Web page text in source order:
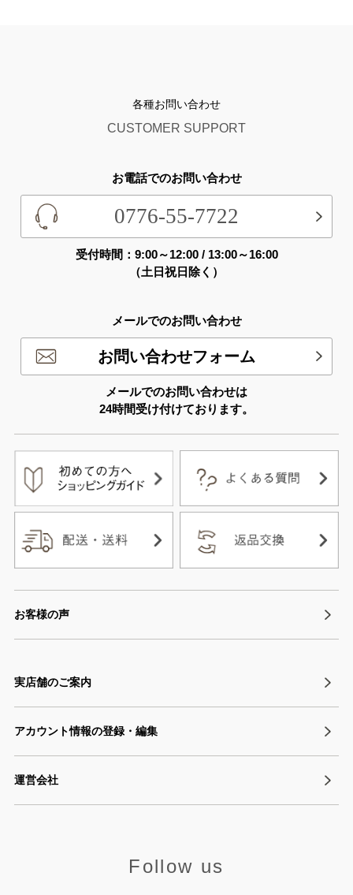
各種お問い合わせ
CUSTOMER SUPPORT
お電話でのお問い合わせ
0776-55-7722
受付時間：9:00～12:00 / 13:00～16:00
（土日祝日除く）
メールでのお問い合わせ
お問い合わせフォーム
メールでのお問い合わせは
24時間受け付けております。
お客様の声
実店舗のご案内
アカウント情報の登録・編集
運営会社
Follow us